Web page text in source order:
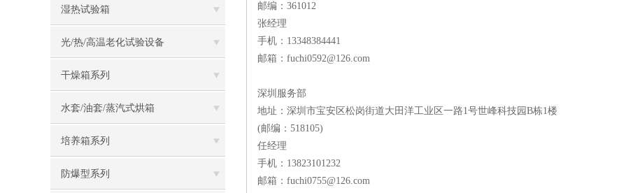
湿热试验箱
光/热/高温老化试验设备
干燥箱系列
水套/油套/蒸汽式烘箱
培养箱系列
防爆型系列
邮编：361012
张经理
手机：13348384441
邮箱：fuchi0592@126.com
深圳服务部
地址：深圳市宝安区松岗街道大田洋工业区一路1号世峰科技园B栋1楼
(邮编：518105)
任经理
手机：13823101232
邮箱：fuchi0755@126.com